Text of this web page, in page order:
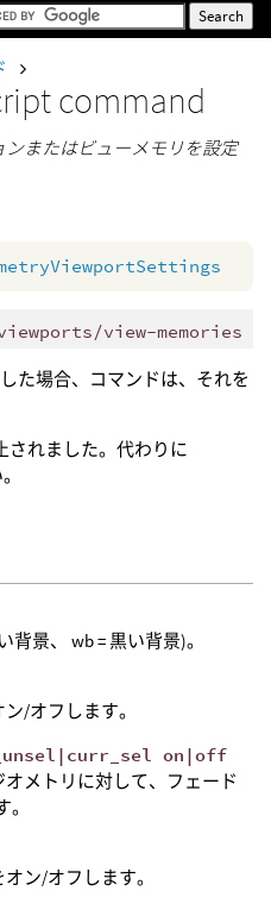
command
またはビューメモリを設定
view-memories
た場合、コマンドは、それを
されました。代わりに
景、 wb = 黒い背景)。
/オフします。
on|off
メトリに対して、フェード
ン/オフします。